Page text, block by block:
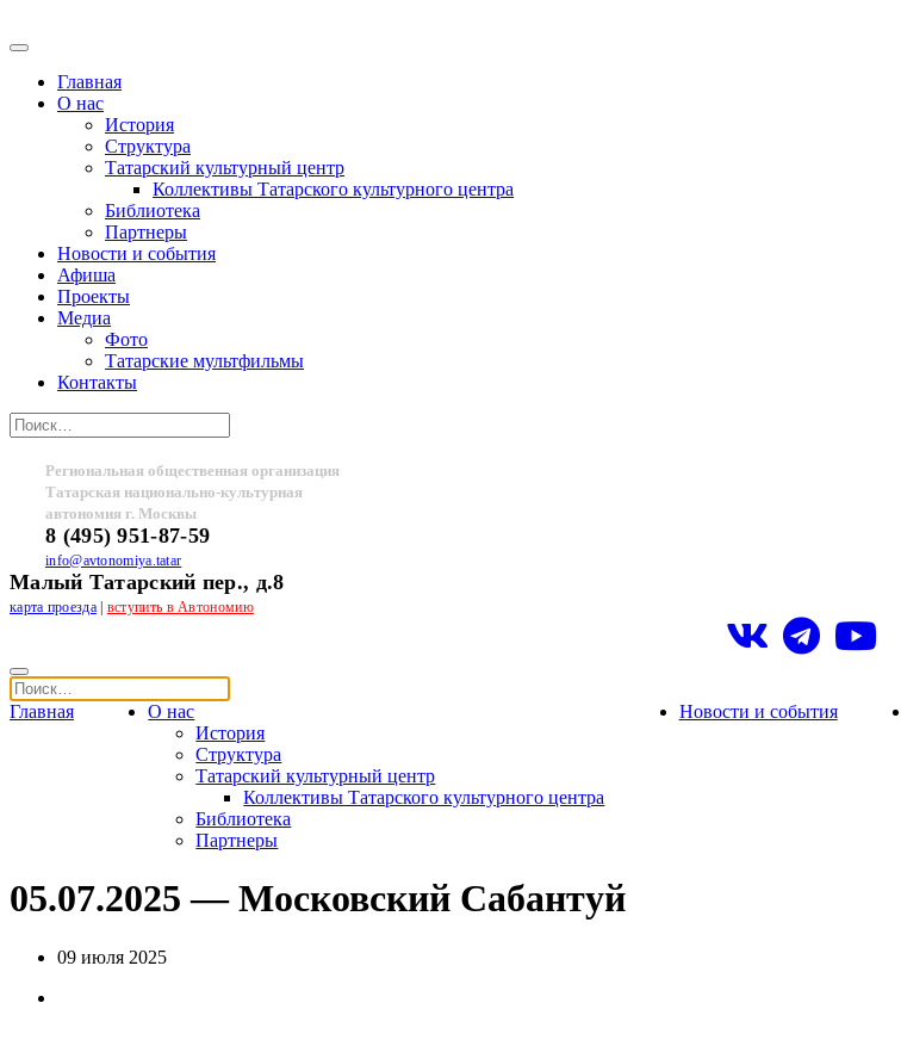
Главная
О нас
История
Структура
Татарский культурный центр
Коллективы Татарского культурного центра
Библиотека
Партнеры
Новости и события
Афиша
Проекты
Медиа
Фото
Татарские мультфильмы
Контакты
Региональная общественная организация
Татарская национально-культурная
автономия г. Москвы
8 (495) 951-87-59
info@avtonomiya.tatar
Малый Татарский пер., д.8
карта проезда| вступить в Автономию
Главная
О нас
История
Структура
Татарский культурный центр
Коллективы Татарского культурного центра
Библиотека
Партнеры
Новости и события
05.07.2025 — Московский Сабантуй
09 июля 2025